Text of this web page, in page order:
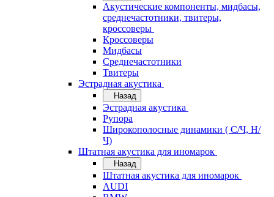
Акустические компоненты, мидбасы,
среднечастотники, твитеры,
кроссоверы
Кроссоверы
Мидбасы
Среднечастотники
Твитеры
Эстрадная акустика
Назад
Эстрадная акустика
Рупора
Широкополосные динамики ( С/Ч, Н/
Ч)
Штатная акустика для иномарок
Назад
Штатная акустика для иномарок
AUDI